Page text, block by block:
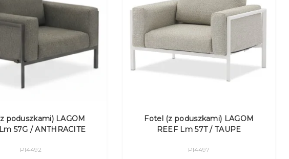
poduszkami) LAGOM
57G / ANTHRACITE
Pl4492
Fotel (z poduszkami) LAGOM
REEF Lm 57T / TAUPE
Pl4497